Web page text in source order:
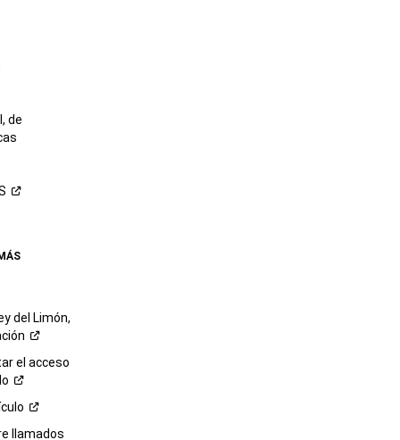
de
del Limón,
el acceso
llamados